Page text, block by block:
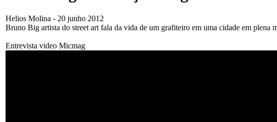
Helios Molina - 20 junho 2012
Bruno Big artista do street art fala da vida de um grafiteiro em uma cidade em plena
Entrevista video Micmag